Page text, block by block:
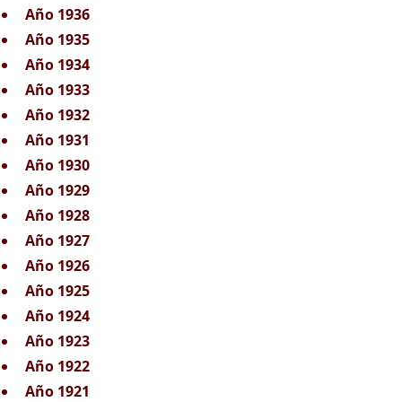
Año 1936
Año 1935
Año 1934
Año 1933
Año 1932
Año 1931
Año 1930
Año 1929
Año 1928
Año 1927
Año 1926
Año 1925
Año 1924
Año 1923
Año 1922
Año 1921